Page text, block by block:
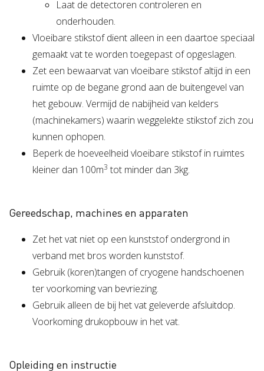
Laat de detectoren controleren en
onderhouden.
Vloeibare stikstof dient alleen in een daartoe speciaal
gemaakt vat te worden toegepast of opgeslagen.
Zet een bewaarvat van vloeibare stikstof altijd in een
ruimte op de begane grond aan de buitengevel van
het gebouw. Vermijd de nabijheid van kelders
(machinekamers) waarin weggelekte stikstof zich zou
kunnen ophopen.
Beperk de hoeveelheid vloeibare stikstof in ruimtes
kleiner dan 100m3 tot minder dan 3kg.
Gereedschap, machines en apparaten
Zet het vat niet op een kunststof ondergrond in
verband met bros worden kunststof.
Gebruik (koren)tangen of cryogene handschoenen
ter voorkoming van bevriezing.
Gebruik alleen de bij het vat geleverde afsluitdop.
Voorkoming drukopbouw in het vat.
Opleiding en instructie